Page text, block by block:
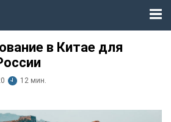
в Китае для
12 мин.